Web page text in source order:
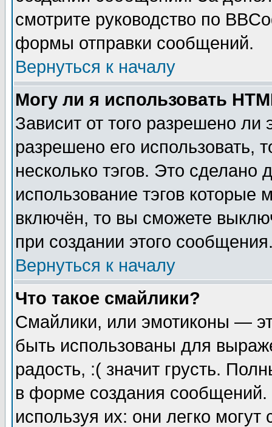
смотрите руководство по
формы отправки сообщений.
Вернуться к началу
Могу ли я использовать
Зависит от того разрешено
разрешено его использовать,
несколько тэгов. Это сделано
использование тэгов
включён, то вы сможете
при создании этого
Вернуться к началу
Что такое смайлики?
Смайлики, или эмотиконы —
быть использованы для
радость, :( значит грусть.
в форме создания сообщений.
используя их: они легко